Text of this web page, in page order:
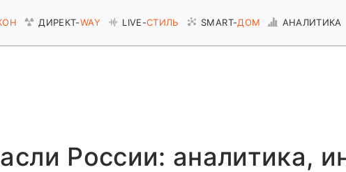
ДИРЕКТ-WAY LIVE-СТИЛЬ SMART-ДОМ АНАЛИТИКА
России: аналитика,